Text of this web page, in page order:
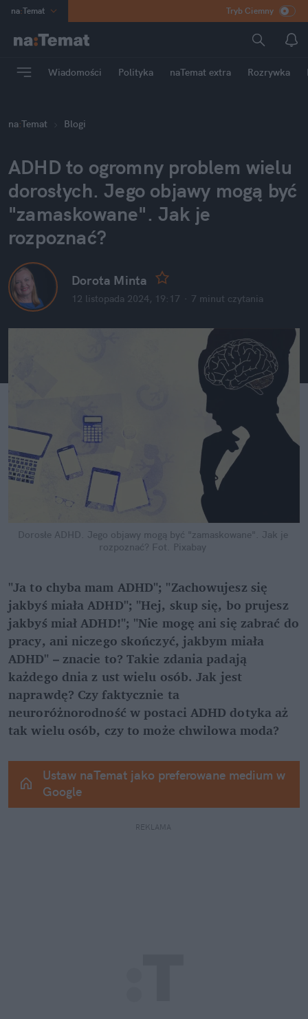
na:Temat
Poland
mama
Rozrywka
Tryb Ciemny
Wiadomości Polityka naTemat extra Rozrywka
na:Temat Blogi
ADHD to ogromny problem wielu
dorosłych. Jego objawy mogą być
"zamaskowane". Jak je
rozpoznać?
Dorota Minta
12 listopada 2024, 19:17 · 7 minut czytania
Dorosłe ADHD. Jego objawy mogą być "zamaskowane". Jak je
rozpoznać? Fot. Pixabay
"Ja to chyba mam ADHD"; "Zachowujesz się
jakbyś miała ADHD"; "Hej, skup się, bo prujesz
jakbyś miał ADHD!"; "Nie mogę ani się zabrać do
pracy, ani niczego skończyć, jakbym miała
ADHD" – znacie to? Takie zdania padają
każdego dnia z ust wielu osób. Jak jest
naprawdę? Czy faktycznie ta
neuroróżnorodność w postaci ADHD dotyka aż
tak wielu osób, czy to może chwilowa moda?
Ustaw naTemat jako preferowane medium w
Google
REKLAMA